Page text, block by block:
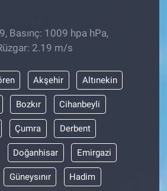
Basınç: 1009 hpa hPa,
2.19 m/s
Akşehir Altınekin
Bozkır Cihanbeyli
Çumra Derbent
Doğanhisar Emirgazi
Güneysınır Hadim